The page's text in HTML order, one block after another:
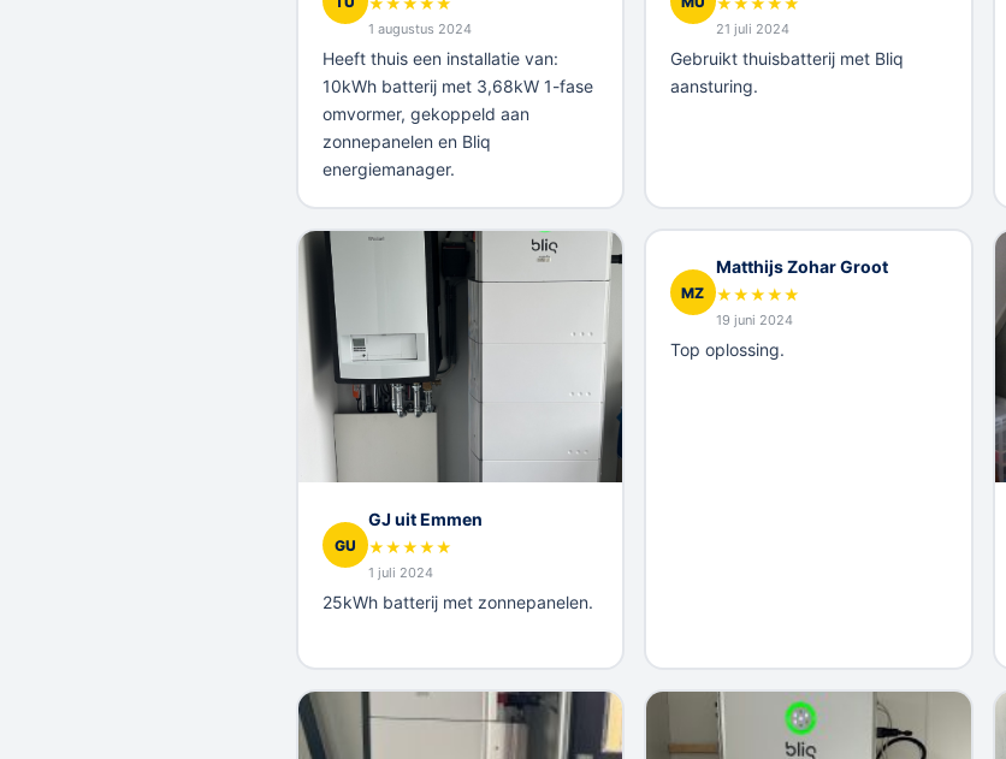
★★★★★
1 augustus 2024
Heeft thuis een installatie van:
10kWh batterij met 3,68kW 1-fase
omvormer, gekoppeld aan
zonnepanelen en Bliq
energiemanager.
★★★★★
21 juli 2024
Gebruikt thuisbatterij met Bliq
aansturing.
GU
GJ uit Emmen
★★★★★
1 juli 2024
25kWh batterij met zonnepanelen.
MZ
Matthijs Zohar Groot
★★★★★
19 juni 2024
Top oplossing.